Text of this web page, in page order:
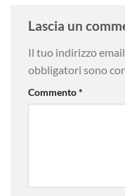
Lascia un
Il tuo indirizzo
obbligatori sono
Commento*